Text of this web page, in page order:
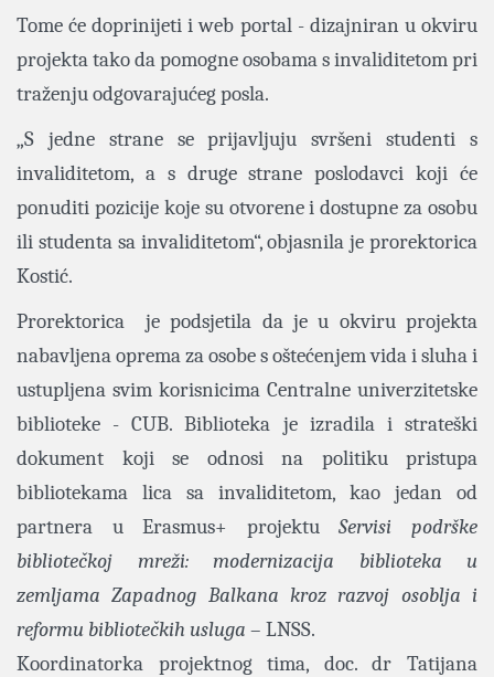
Tome će doprinijeti i web portal - dizajniran u okviru
projekta tako da pomogne osobama s invaliditetom pri
traženju odgovarajućeg posla.
„S jedne strane se prijavljuju svršeni studenti s
invaliditetom, a s druge strane poslodavci koji će
ponuditi pozicije koje su otvorene i dostupne za osobu
ili studenta sa invaliditetom“, objasnila je prorektorica
Kostić.
Prorektorica je podsjetila da je u okviru projekta
nabavljena oprema za osobe s oštećenjem vida i sluha i
ustupljena svim korisnicima Centralne univerzitetske
biblioteke - CUB. Biblioteka je izradila i strateški
dokument koji se odnosi na politiku pristupa
bibliotekama lica sa invaliditetom, kao jedan od
partnera u Erasmus+ projektuServisi podrške
bibliotečkoj mreži: modernizacija biblioteka u
zemljama Zapadnog Balkana kroz razvoj osoblja i
reformu bibliotečkih usluga – LNSS.
Koordinatorka projektnog tima, doc. dr Tatijana